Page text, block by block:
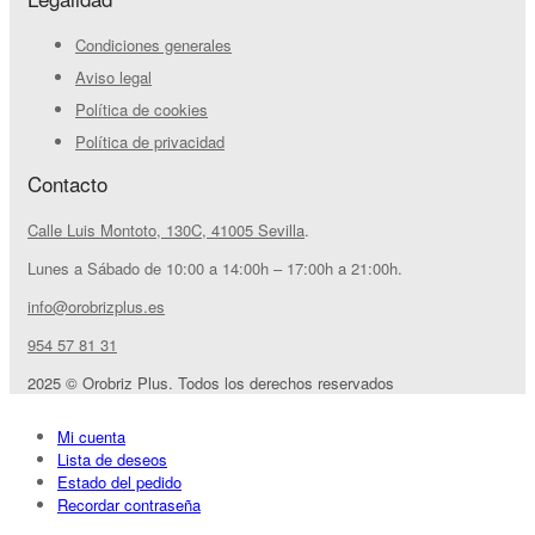
Condiciones generales
Aviso legal
Política de cookies
Política de privacidad
Contacto
Calle Luis Montoto, 130C, 41005 Sevilla.
Lunes a Sábado de 10:00 a 14:00h – 17:00h a 21:00h.
info@orobrizplus.es
954 57 81 31
2025 © Orobriz Plus. Todos los derechos reservados
Mi cuenta
Lista de deseos
Estado del pedido
Recordar contraseña